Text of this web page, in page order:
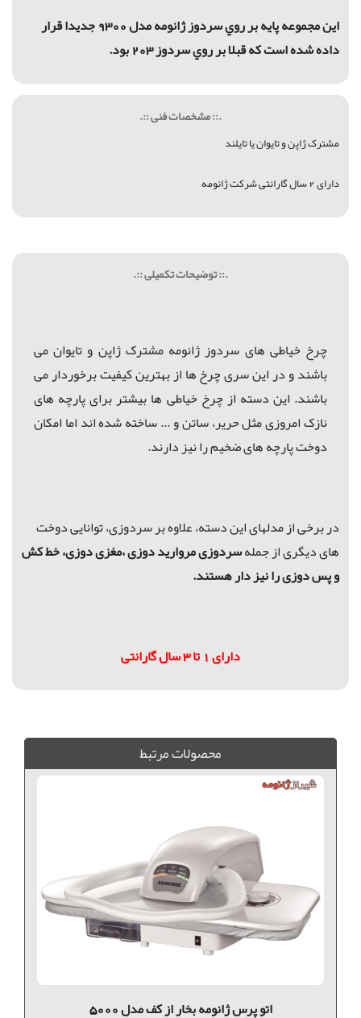
اين مجموعه پايه بر روي سردوز ژانومه مدل 9300 جديدا قرار
داده شده است كه قبلا بر روي سردوز 203 بود.
.:: مشخصات فنی ::.
مشترک ژاپن و تایوان یا تایلند
دارای 2 سال گارانتی شرکت ژانومه
.:: توضیحات تکمیلی ::.
چرخ خیاطی های سردوز ژانومه مشترک ژاپن و تایوان می
باشند و در این سری چرخ ها از بهترین کیفیت برخوردار می
باشند. این دسته از چرخ خیاطی ها بیشتر برای پارچه های
نازک امروزی مثل حریر، ساتن و ... ساخته شده اند اما امکان
دوخت پارچه های ضخیم را نیز دارند.
در برخی از مدلهای این دسته، علاوه بر سردوزی، توانایی دوخت
های دیگری از جملهسردوزی مروارید دوزی ،مغزی دوزی، خط کش
وپس دوزی را نیز دار هستند.
دارای 1 تا 3 سال گارانتی
محصولات مرتبط
اتو پرس ژانومه بخار از کف مدل 5000